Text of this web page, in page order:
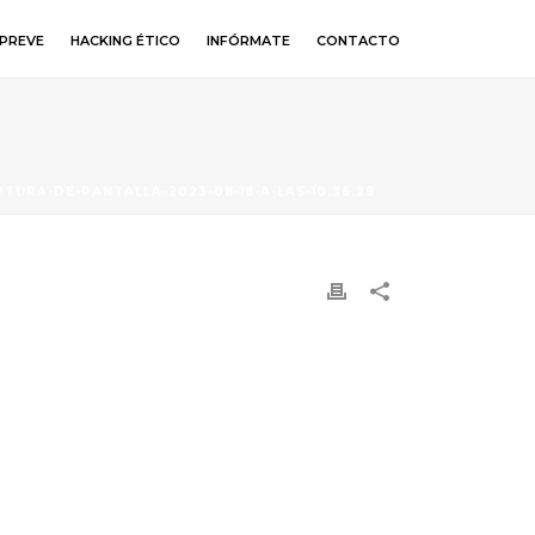
HACKING ÉTICO INFÓRMATE CONTACTO